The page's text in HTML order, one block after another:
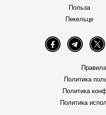
Польза
Пекельце
FacebookTelegram
Политика
Политика
Политика